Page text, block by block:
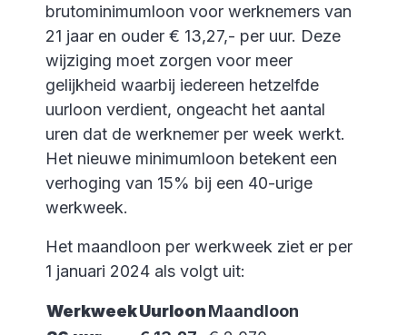
brutominimumloon voor werknemers van
21 jaar en ouder € 13,27,- per uur. Deze
wijziging moet zorgen voor meer
gelijkheid waarbij iedereen hetzelfde
uurloon verdient, ongeacht het aantal
uren dat de werknemer per week werkt.
Het nieuwe minimumloon betekent een
verhoging van 15% bij een 40-urige
werkweek.
Het maandloon per werkweek ziet er per
1 januari 2024 als volgt uit:
WerkweekUurloonMaandloon